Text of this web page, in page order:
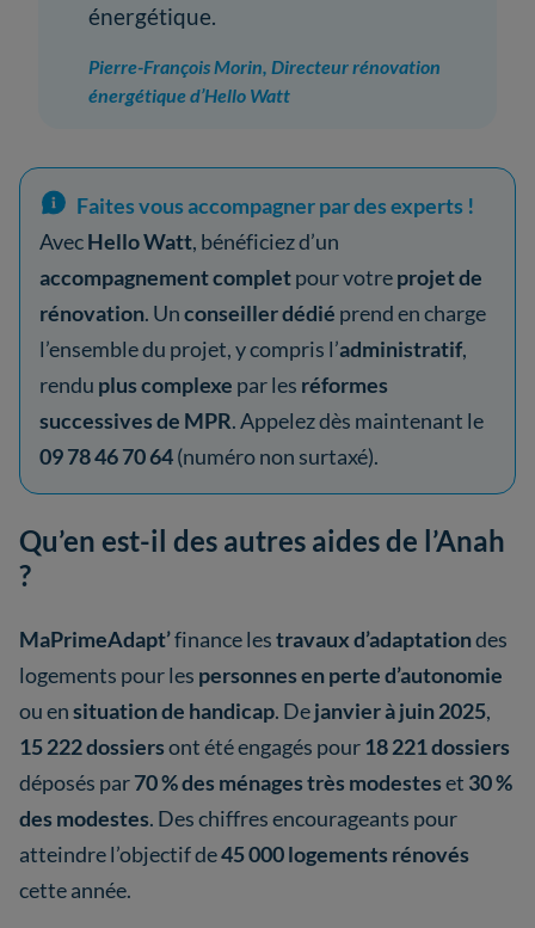
énergétique.
Pierre-François Morin, Directeur rénovation
énergétique d’Hello Watt
Faites vous accompagner par des experts !
AvecHello Watt, bénéficiez d’un
accompagnement completpour votreprojet de
rénovation. Unconseiller dédié prend en charge
l’ensemble du projet, y compris l’administratif,
rendu plus complexe par les réformes
successives de MPR. Appelez dès maintenant le
09 78 46 70 64(numéro non surtaxé).
Qu’en est-il des autres aides de l’Anah
?
MaPrimeAdapt’finance lestravaux d’adaptationdes
logements pour les personnes en perte d’autonomie
ou ensituation de handicap. Dejanvier à juin 2025,
15 222 dossiersont été engagés pour18 221 dossiers
déposés par70 % des ménages très modesteset 30 %
des modestes. Des chiffres encourageants pour
atteindre l’objectif de45 000 logements rénovés
cette année.